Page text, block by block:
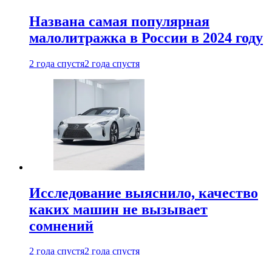
Названа самая популярная
малолитражка в России в 2024 году
2 года спустя2 года спустя
Исследование выяснило, качество
каких машин не вызывает
сомнений
2 года спустя2 года спустя